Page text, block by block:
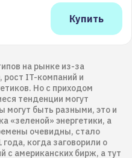
на рынке из-за
IT-компаний и
Но с приходом
тенденции могут
могут быть разными, это и
«зеленой» энергетики, а
очевидны, стало
когда заговорили о
с американских бирж, а тут